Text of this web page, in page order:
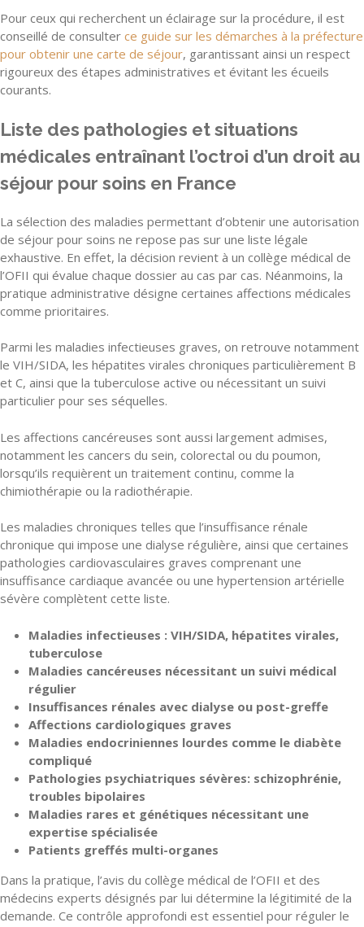
Pour ceux qui recherchent un éclairage sur la procédure, il est
conseillé de consulter ce guide sur les démarches à la préfecture
pour obtenir une carte de séjour, garantissant ainsi un respect
rigoureux des étapes administratives et évitant les écueils
courants.
Liste des pathologies et situations
médicales entraînant l’octroi d’un droit au
séjour pour soins en France
La sélection des maladies permettant d’obtenir une autorisation
de séjour pour soins ne repose pas sur une liste légale
exhaustive. En effet, la décision revient à un collège médical de
l’OFII qui évalue chaque dossier au cas par cas. Néanmoins, la
pratique administrative désigne certaines affections médicales
comme prioritaires.
Parmi les maladies infectieuses graves, on retrouve notamment
le VIH/SIDA, les hépatites virales chroniques particulièrement B
et C, ainsi que la tuberculose active ou nécessitant un suivi
particulier pour ses séquelles.
Les affections cancéreuses sont aussi largement admises,
notamment les cancers du sein, colorectal ou du poumon,
lorsqu’ils requièrent un traitement continu, comme la
chimiothérapie ou la radiothérapie.
Les maladies chroniques telles que l’insuffisance rénale
chronique qui impose une dialyse régulière, ainsi que certaines
pathologies cardiovasculaires graves comprenant une
insuffisance cardiaque avancée ou une hypertension artérielle
sévère complètent cette liste.
Maladies infectieuses : VIH/SIDA, hépatites virales,
tuberculose
Maladies cancéreuses nécessitant un suivi médical
régulier
Insuffisances rénales avec dialyse ou post-greffe
Affections cardiologiques graves
Maladies endocriniennes lourdes comme le diabète
compliqué
Pathologies psychiatriques sévères: schizophrénie,
troubles bipolaires
Maladies rares et génétiques nécessitant une
expertise spécialisée
Patients greffés multi-organes
Dans la pratique, l’avis du collège médical de l’OFII et des
médecins experts désignés par lui détermine la légitimité de la
demande. Ce contrôle approfondi est essentiel pour réguler le